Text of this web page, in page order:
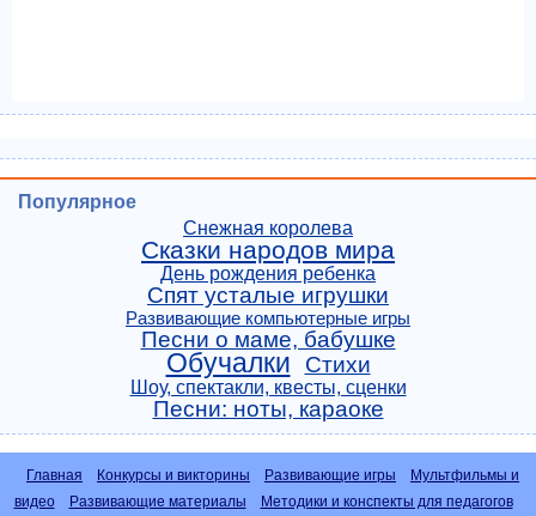
Популярное
Снежная королева
Сказки народов мира
День рождения ребенка
Спят усталые игрушки
Развивающие компьютерные игры
Песни о маме, бабушке
Обучалки Стихи
Шоу, спектакли, квесты, сценки
Песни: ноты, караоке
Главная Конкурсы и викторины Развивающие игры
Мультфильмы и
видео
Развивающие материалы
Методики и конспекты для педагогов